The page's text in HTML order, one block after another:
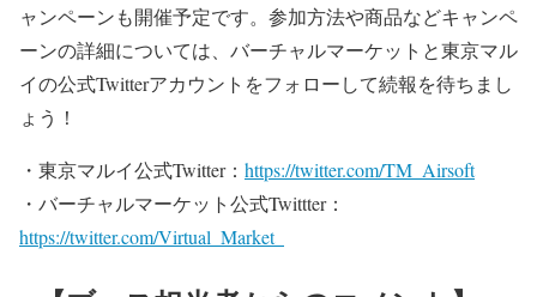
ャンペーンも開催予定です。参加方法や商品などキャンペ
ーンの詳細については、バーチャルマーケットと東京マル
イの公式Twitterアカウントをフォローして続報を待ちまし
ょう！
・東京マルイ公式Twitter： https://twitter.com/TM_Airsoft
・バーチャルマーケット公式Twittter：
https://twitter.com/Virtual_Market_